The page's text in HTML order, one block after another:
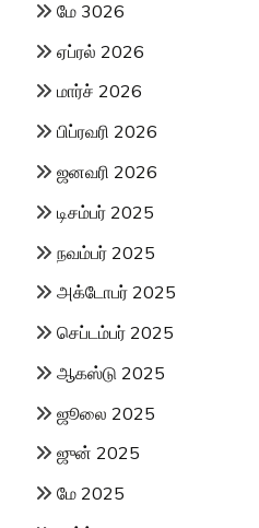
மே 3026
ஏப்ரல் 2026
மார்ச் 2026
பிப்ரவரி 2026
ஜனவரி 2026
டிசம்பர் 2025
நவம்பர் 2025
அக்டோபர் 2025
செப்டம்பர் 2025
ஆகஸ்டு 2025
ஜூலை 2025
ஜுன் 2025
மே 2025